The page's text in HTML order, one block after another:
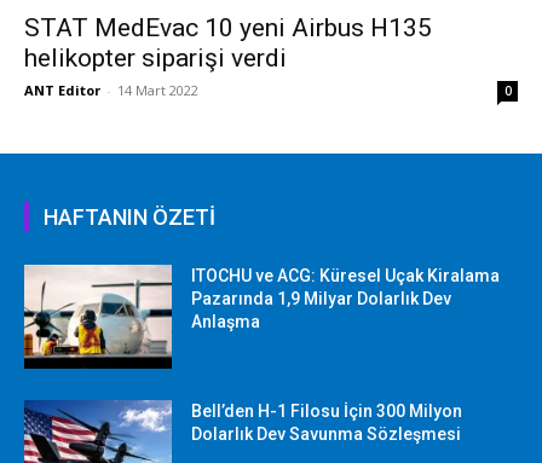
STAT MedEvac 10 yeni Airbus H135
helikopter siparişi verdi
ANT Editor - 14 Mart 2022 0
HAFTANIN ÖZETİ
ITOCHU ve ACG: Küresel Uçak Kiralama
Pazarında 1,9 Milyar Dolarlık Dev
Anlaşma
Bell’den H-1 Filosu İçin 300 Milyon
Dolarlık Dev Savunma Sözleşmesi